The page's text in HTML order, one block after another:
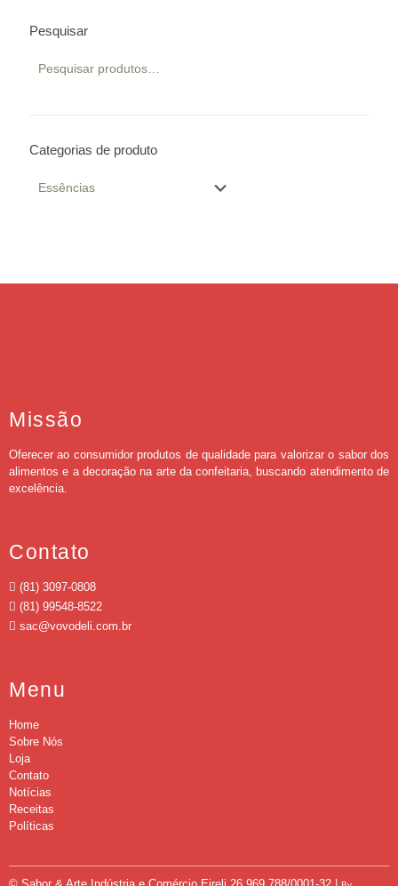
Pesquisar
Categorias de produto
Missão
Oferecer ao consumidor produtos de qualidade para valorizar o sabor dos
alimentos e a decoração na arte da confeitaria, buscando atendimento de
excelência.
Contato
(81) 3097-0808
(81) 99548-8522
sac@vovodeli.com.br
Menu
Home
Sobre Nós
Loja
Contato
Notícias
Receitas
Políticas